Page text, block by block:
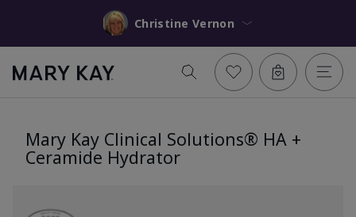
Christine Vernon
Mary Kay Clinical Solutions® HA +
Ceramide Hydrator